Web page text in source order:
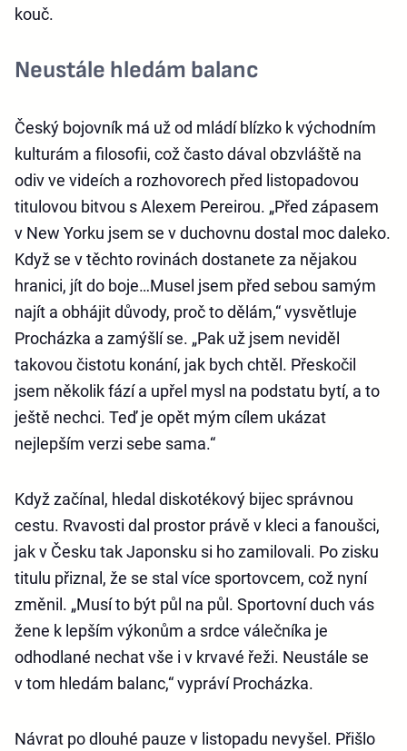
kouč.
Neustále hledám balanc
Český bojovník má už od mládí blízko k východním
kulturám a filosofii, což často dával obzvláště na
odiv ve videích a rozhovorech před listopadovou
titulovou bitvou s Alexem Pereirou. „Před zápasem
v New Yorku jsem se v duchovnu dostal moc daleko.
Když se v těchto rovinách dostanete za nějakou
hranici, jít do boje…Musel jsem před sebou samým
najít a obhájit důvody, proč to dělám,“ vysvětluje
Procházka a zamýšlí se. „Pak už jsem neviděl
takovou čistotu konání, jak bych chtěl. Přeskočil
jsem několik fází a upřel mysl na podstatu bytí, a to
ještě nechci. Teď je opět mým cílem ukázat
nejlepším verzi sebe sama.“
Když začínal, hledal diskotékový bijec správnou
cestu. Rvavosti dal prostor právě v kleci a fanoušci,
jak v Česku tak Japonsku si ho zamilovali. Po zisku
titulu přiznal, že se stal více sportovcem, což nyní
změnil. „Musí to být půl na půl. Sportovní duch vás
žene k lepším výkonům a srdce válečníka je
odhodlané nechat vše i v krvavé řeži. Neustále se
v tom hledám balanc,“ vypráví Procházka.
Návrat po dlouhé pauze v listopadu nevyšel. Přišlo